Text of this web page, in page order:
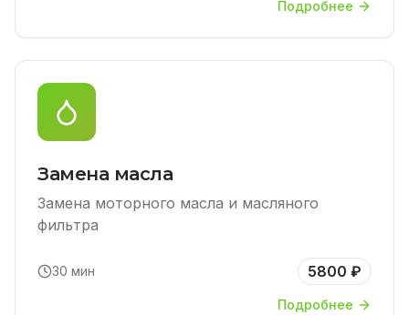
Подробнее
Замена масла
Замена моторного масла и масляного
фильтра
30 мин 5800 ₽
Подробнее